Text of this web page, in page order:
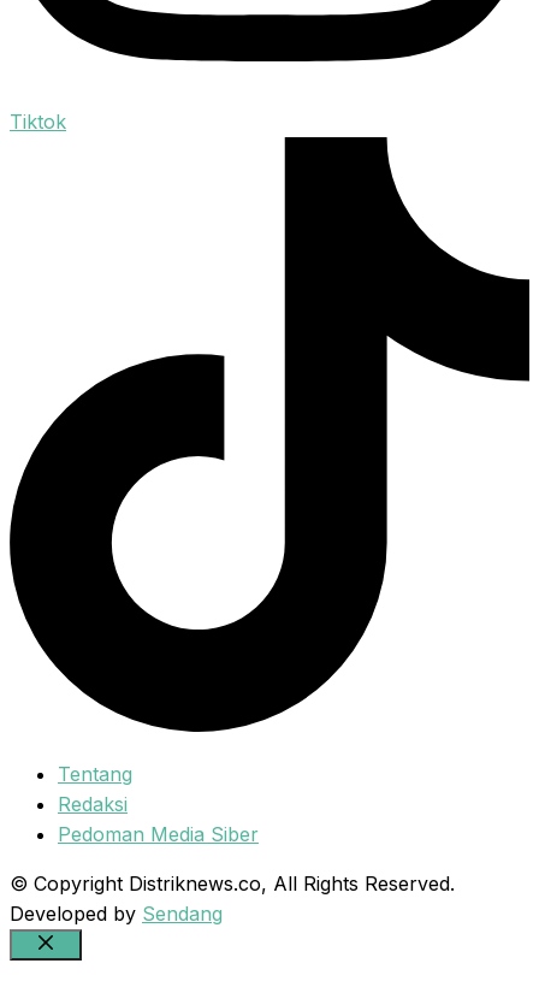
Tiktok
Tentang
Redaksi
Pedoman Media Siber
© Copyright Distriknews.co, All Rights Reserved.
Developed by Sendang
Close